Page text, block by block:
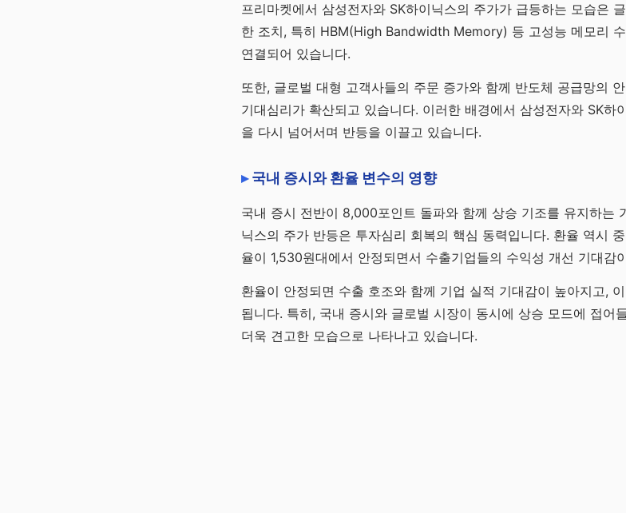
프리마켓에서 삼성전자와 SK하이닉스의 주가가 급등하는 모습은
한 조치, 특히 HBM(High Bandwidth Memory) 등 고성능 메모리
연결되어 있습니다.
또한, 글로벌 대형 고객사들의 주문 증가와 함께 반도체 공급망의
기대심리가 확산되고 있습니다. 이러한 배경에서 삼성전자와 SK
을 다시 넘어서며 반등을 이끌고 있습니다.
국내 증시와 환율 변수의 영향
국내 증시 전반이 8,000포인트 돌파와 함께 상승 기조를 유지하는
닉스의 주가 반등은 투자심리 회복의 핵심 동력입니다. 환율 역시
율이 1,530원대에서 안정되면서 수출기업들의 수익성 개선 기대감
환율이 안정되면 수출 호조와 함께 기업 실적 기대감이 높아지고,
됩니다. 특히, 국내 증시와 글로벌 시장이 동시에 상승 모드에 접어
더욱 견고한 모습으로 나타나고 있습니다.